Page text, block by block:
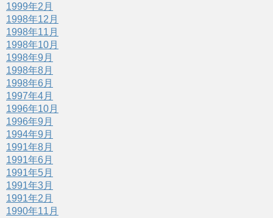
1999年2月
1998年12月
1998年11月
1998年10月
1998年9月
1998年8月
1998年6月
1997年4月
1996年10月
1996年9月
1994年9月
1991年8月
1991年6月
1991年5月
1991年3月
1991年2月
1990年11月